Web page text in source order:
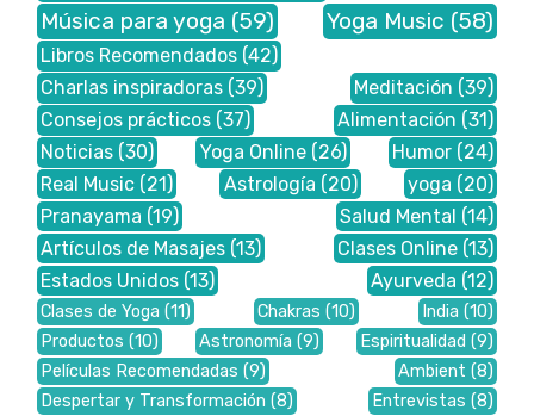
Música para yoga (59) Yoga Music (58)
Libros Recomendados (42)
Charlas inspiradoras (39) Meditación (39)
Consejos prácticos (37) Alimentación (31)
Noticias (30) Yoga Online (26) Humor (24)
Real Music (21) Astrología (20) yoga (20)
Pranayama (19) Salud Mental (14)
Artículos de Masajes (13) Clases Online (13)
Estados Unidos (13) Ayurveda (12)
Clases de Yoga (11) Chakras (10) India (10)
Productos (10) Astronomía (9) Espiritualidad (9)
Películas Recomendadas (9) Ambient (8)
Despertar y Transformación (8) Entrevistas (8)